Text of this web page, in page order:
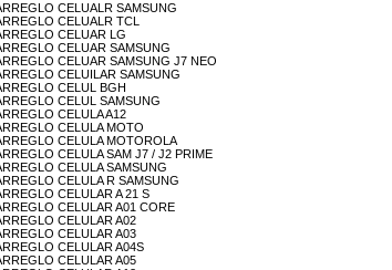
CELUALR SAMSUNG
CELUALR TCL
CELUAR LG
CELUAR SAMSUNG
CELUAR SAMSUNG J7 NEO
CELUILAR SAMSUNG
CELUL BGH
CELUL SAMSUNG
CELULA A12
CELULA MOTO
CELULA MOTOROLA
CELULA SAM J7 / J2 PRIME
CELULA SAMSUNG
CELULA R SAMSUNG
CELULAR A 21 S
CELULAR A01 CORE
CELULAR A02
CELULAR A03
CELULAR A04S
CELULAR A05